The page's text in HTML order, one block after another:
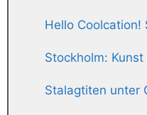
Hello Coolcation!
Stockholm:
Stalagtiten unter